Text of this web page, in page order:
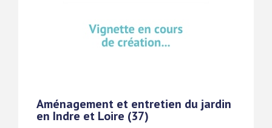
Aménagement et entretien du jardin
en Indre et Loire (37)